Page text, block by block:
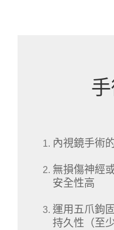
內視鏡手術
無損傷神經
安全性高
運用五爪鉤
持久性（至